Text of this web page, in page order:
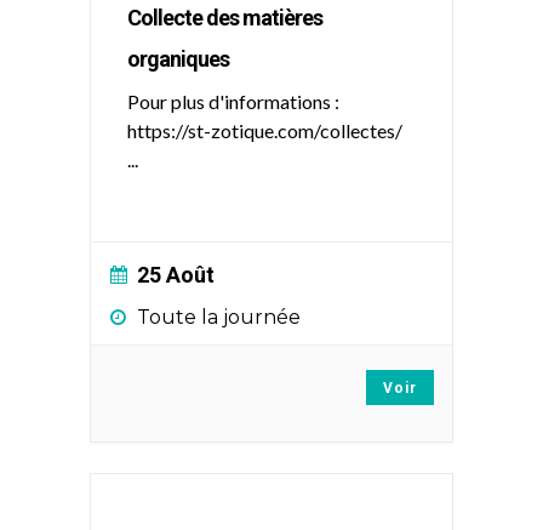
Collecte des matières
organiques
Pour plus d'informations :
https://st-zotique.com/collectes/
...
25 Août
Toute la journée
Voir